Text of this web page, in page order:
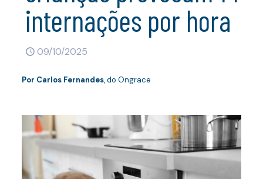
internações por hora
09/10/2025
Por Carlos Fernandes, do Ongrace